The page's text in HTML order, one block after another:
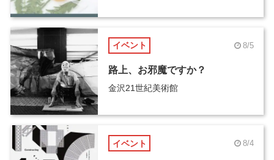
イベント 8/5
路上、お邪魔ですか？
金沢21世紀美術館
イベント 8/4